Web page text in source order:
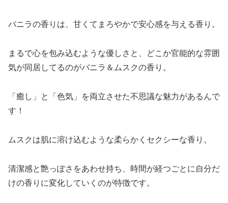
バニラの香りは、甘くてまろやかで安心感を与える香り。
まるで心を包み込むような優しさと、どこか官能的な雰囲
気が同居してるのがバニラ＆ムスクの香り。
「癒し」と「色気」を両立させた不思議な魅力があるんで
す！
ムスクは肌に溶け込むような柔らかくセクシーな香り。
清潔感と艶っぽさをあわせ持ち、時間が経つごとに自分だ
けの香りに変化していくのが特徴です。